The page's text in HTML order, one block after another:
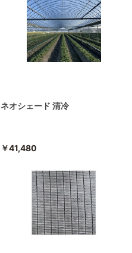
ネオシェード 清冷
￥41,480